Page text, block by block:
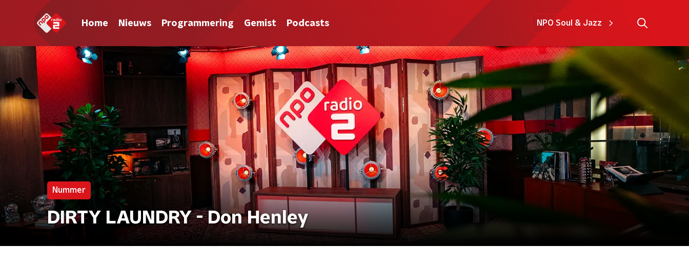
Home Nieuws Programmering Gemist Podcasts NPO Soul & Jazz
Nummer
DIRTY LAUNDRY - Don Henley